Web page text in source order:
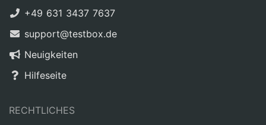
+49 631 3437 7637
support@testbox.de
Neuigkeiten
Hilfeseite
RECHTLICHES